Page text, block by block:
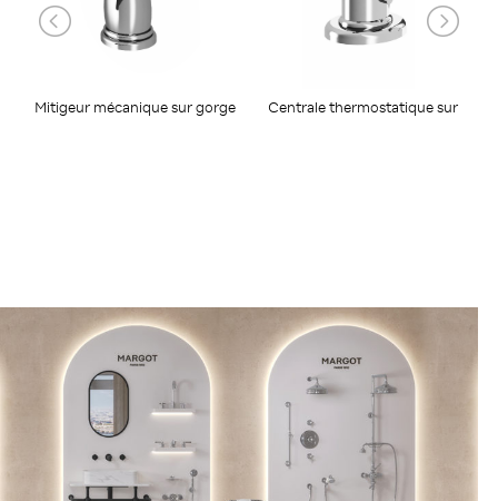
Mitigeur mécanique sur gorge
Centrale thermostatique sur